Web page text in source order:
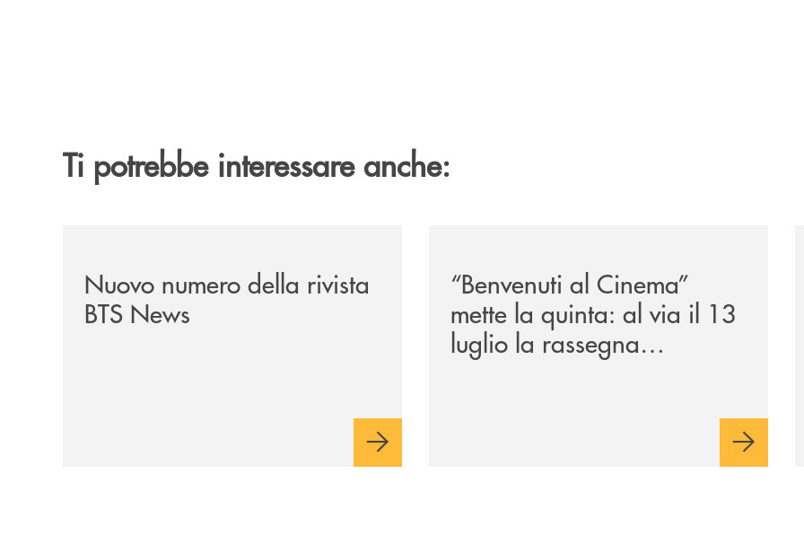
Ti potrebbe interessare anche:
Nuovo numero della rivista
BTS News
“Benvenuti al Cinema”
mette la quinta: al via il 13
luglio la rassegna
cinematografica nella corte